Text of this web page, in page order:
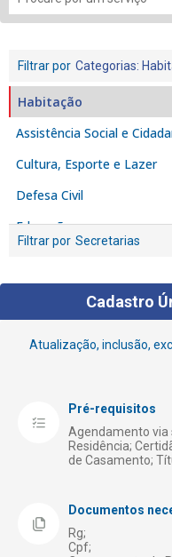
Filtrar por Categorias:
Filtrar por Secretarias
Assistência Social e
Cultura, Esporte e Lazer
Defesa Civil
Educação
Fiscalização e Denúncia
Habitação
Iluminação Pública
Licenciamento e Alvarás
Meio Ambiente
Obras Públicas
Registro de Empresas
Saúde
Cadastro
Atualização, inclusão,
Pré-requisitos
Agendamento via
Residência;
de Casamento;
Documentos
Rg;
Cpf;